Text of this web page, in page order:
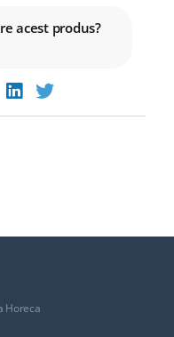
acest produs?
Horeca